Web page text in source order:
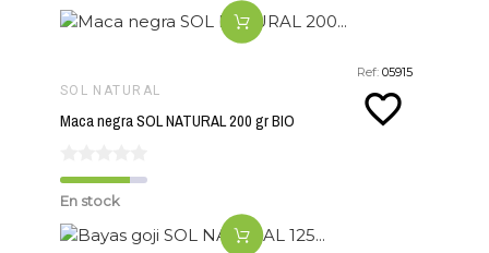
Ref:05915
SOL NATURAL
Maca negra SOL NATURAL 200 gr BIO
En stock
favorite_border